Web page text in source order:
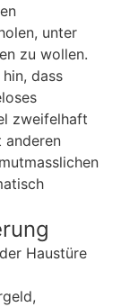
unter
zu wollen.
dass
zweifelhaft
anderen
Haustüre